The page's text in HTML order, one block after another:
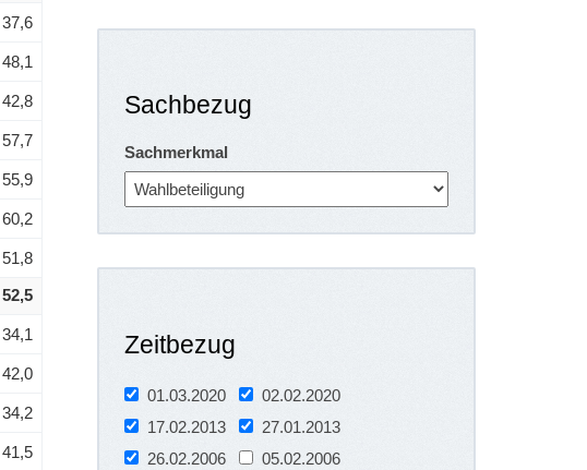
37,6
48,1
42,8
57,7
55,9
60,2
51,8
52,5
34,1
42,0
34,2
41,5
Sachbezug
Sachmerkmal
Zeitbezug
01.03.2020
02.02.2020
17.02.2013
27.01.2013
26.02.2006
05.02.2006